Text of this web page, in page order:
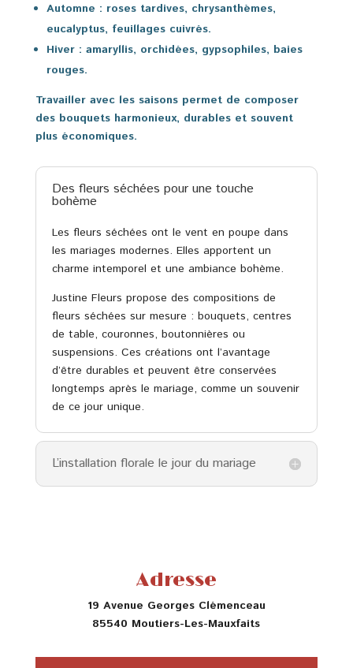
Automne : roses tardives, chrysanthèmes,
eucalyptus, feuillages cuivrés.
Hiver: amaryllis, orchidées, gypsophiles, baies
rouges.
Travailler avec les saisons permet de composer
des bouquets harmonieux, durables et souvent
plus économiques.
Des fleurs séchées pour une touche
bohème
Les fleurs séchées ont le vent en poupe dans
les mariages modernes. Elles apportent un
charme intemporel et une ambiance bohème.
Justine Fleurs propose des compositions de
fleurs séchées sur mesure : bouquets, centres
de table, couronnes, boutonnières ou
suspensions. Ces créations ont l’avantage
d’être durables et peuvent être conservées
longtemps après le mariage, comme un souvenir
de ce jour unique.
L’installation florale le jour du mariage
Adresse
19 Avenue Georges Clémenceau
85540 Moutiers-Les-Mauxfaits